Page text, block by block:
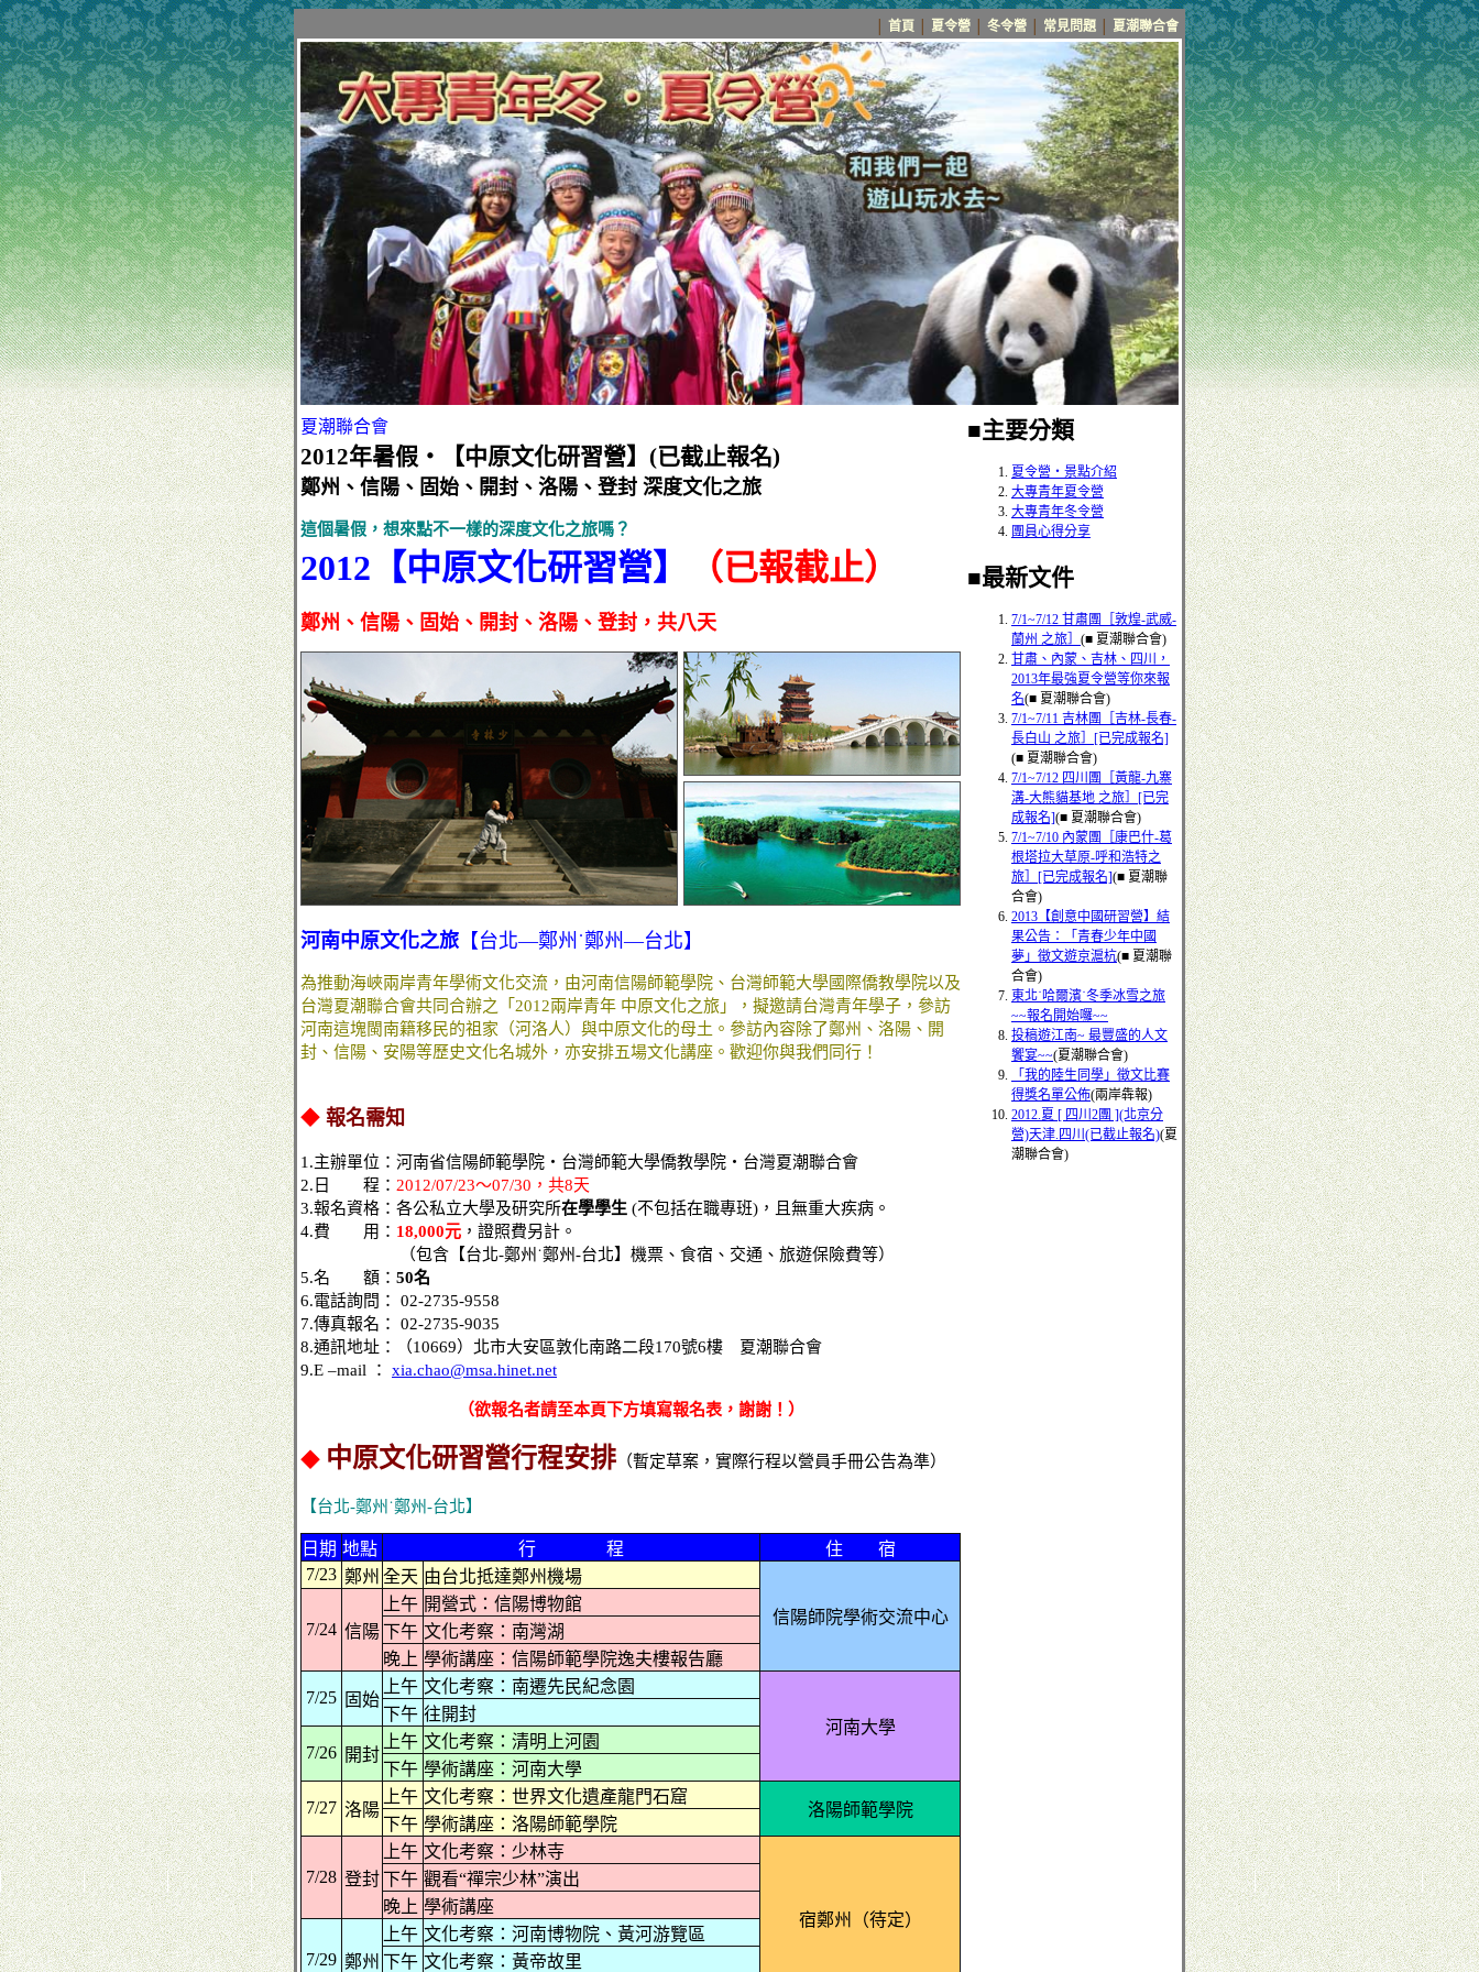
首頁 夏令營 冬令營 常見問題 夏潮聯合會
夏潮聯合會
2012年暑假‧【中原文化研習營】(已截止報名)
鄭州、信陽、固始、開封、洛陽、登封 深度文化之旅
這個暑假，想來點不一樣的深度文化之旅嗎？
2012【中原文化研習營】 （已報截止）
鄭州、信陽、固始、開封、洛陽、登封，共八天
河南中原文化之旅 【台北—鄭州˙鄭州—台北】
為推動海峽兩岸青年學術文化交流，由河南信陽師範學院、台灣師範大學國際僑教學院以及
台灣夏潮聯合會共同合辦之「2012兩岸青年 中原文化之旅」，擬邀請台灣青年學子，參訪
河南這塊閩南籍移民的祖家（河洛人）與中原文化的母土。參訪內容除了鄭州、洛陽、開
封、信陽、安陽等歷史文化名城外，亦安排五場文化講座。歡迎你與我們同行！
◆ 報名需知
1.主辦單位：河南省信陽師範學院‧台灣師範大學僑教學院‧台灣夏潮聯合會
2.日 程： 2012/07/23～07/30，共8天
3.報名資格：各公私立大學及研究所在學學生 (不包括在職專班)，且無重大疾病。
4.費 用： 18,000元 ，證照費另計。
（包含【台北-鄭州˙鄭州-台北】機票、食宿、交通、旅遊保險費等）
5.名 額： 50名
6.電話詢問： 02-2735-9558
7.傳真報名： 02-2735-9035
8.通訊地址：（10669）北市大安區敦化南路二段170號6樓 夏潮聯合會
9.E –mail ： xia.chao@msa.hinet.net
（欲報名者請至本頁下方填寫報名表，謝謝！）
◆ 中原文化研習營行程安排 （暫定草案，實際行程以營員手冊公告為準）
【台北-鄭州˙鄭州-台北】
日期 地點 行 程
住 宿
7/23 鄭州 全天 由台北抵達鄭州機場
信陽師院學術交流中心
7/24 信陽
上午 開營式：信陽博物館
下午 文化考察：南灣湖
晚上 學術講座：信陽師範學院逸夫樓報告廳
7/25 固始
上午 文化考察：南遷先民紀念園
河南大學
下午 往開封
7/26 開封
上午 文化考察：清明上河園
下午 學術講座：河南大學
7/27 洛陽
上午 文化考察：世界文化遺產龍門石窟
洛陽師範學院
下午 學術講座：洛陽師範學院
7/28 登封
上午 文化考察：少林寺
宿鄭州（待定）
下午 觀看“禪宗少林”演出
晚上 學術講座
7/29 鄭州
上午 文化考察：河南博物院、黃河游覽區
下午 文化考察：黃帝故里
■主要分類
夏令營‧景點介紹
大專青年夏令營
大專青年冬令營
團員心得分享
■最新文件
7/1~7/12 甘肅團［敦煌-武威-
蘭州 之旅］ (■ 夏潮聯合會)
甘肅、內蒙、吉林、四川，
2013年最強夏令營等你來報
名(■ 夏潮聯合會)
7/1~7/11 吉林團［吉林-長春-
長白山 之旅］[已完成報名]
(■ 夏潮聯合會)
7/1~7/12 四川團［黃龍-九寨
溝-大熊貓基地 之旅］[已完
成報名](■ 夏潮聯合會)
7/1~7/10 內蒙團［康巴什-葛
根塔拉大草原-呼和浩特之
旅］[已完成報名](■ 夏潮聯
合會)
2013【創意中國研習營】結
果公告：「青春少年中國
夢」徵文遊京滬杭(■ 夏潮聯
合會)
東北˙哈爾濱˙冬季冰雪之旅
~~報名開始囉~~
投稿遊江南~ 最豐盛的人文
饗宴~~(夏潮聯合會)
「我的陸生同學」徵文比賽
得獎名單公佈(兩岸犇報)
2012.夏 [ 四川2團 ](北京分
營)天津.四川(已截止報名)(夏
潮聯合會)